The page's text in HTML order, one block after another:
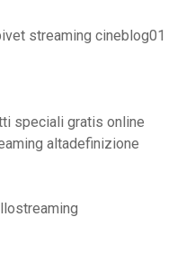
streaming cineblog01
speciali gratis online
altadefinizione